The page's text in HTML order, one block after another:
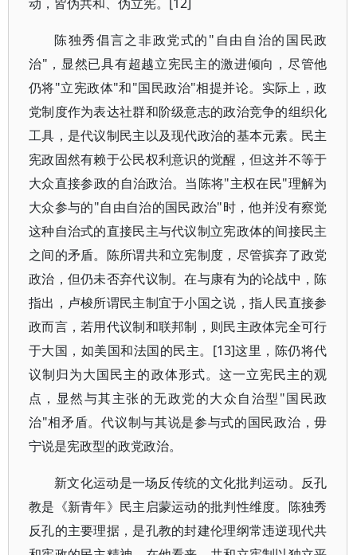
陈独秀倡言之非政党式的"自由自治的国民政
治"，显然已具有超越立宪民主的激进倾向，尽管他
仍将"立宪政体"和"国民政治"相提并论。实际上，政
党制度作为表达社群和阶级意志的政治竞争的组织化
工具，是代议制民主以及现代政治的基本元素。民主
宪政固然有赖于公民权利意识的觉醒，但这并不等于
大众直接参政的自治政治。当陈将"主权在民"理解为
大众参与的"自由自治的国民政治"时，他并没有察觉
这种自治式的直接民主与代议制立宪政体的间接民主
之间的矛盾。陈所谓共和立宪制度，尽管摈弃了政党
政治，但仍未否弃代议制。在与康有为的论战中，陈
指出，卢梭所谓民主制宜于小国之说，指人民直接参
政而言，若用代议制和联邦制，则民主政体完全可行
于大国，如美国和法国的民主。[13]这里，陈仍将代
议制归为大国民主的政体形式。这一立宪民主的观
点，显然与其主张的无政党的大众自治型"国民政
治"相矛盾。代议制与其说是参与式的国民政治，毋
宁说是宪政型的政党政治。
新文化运动是一场反传统的文化批判运动。反孔
教是《新青年》民主启蒙运动的批判性维度。陈独秀
反孔的主要理据，是孔教的封建伦理纲常违逆现代共